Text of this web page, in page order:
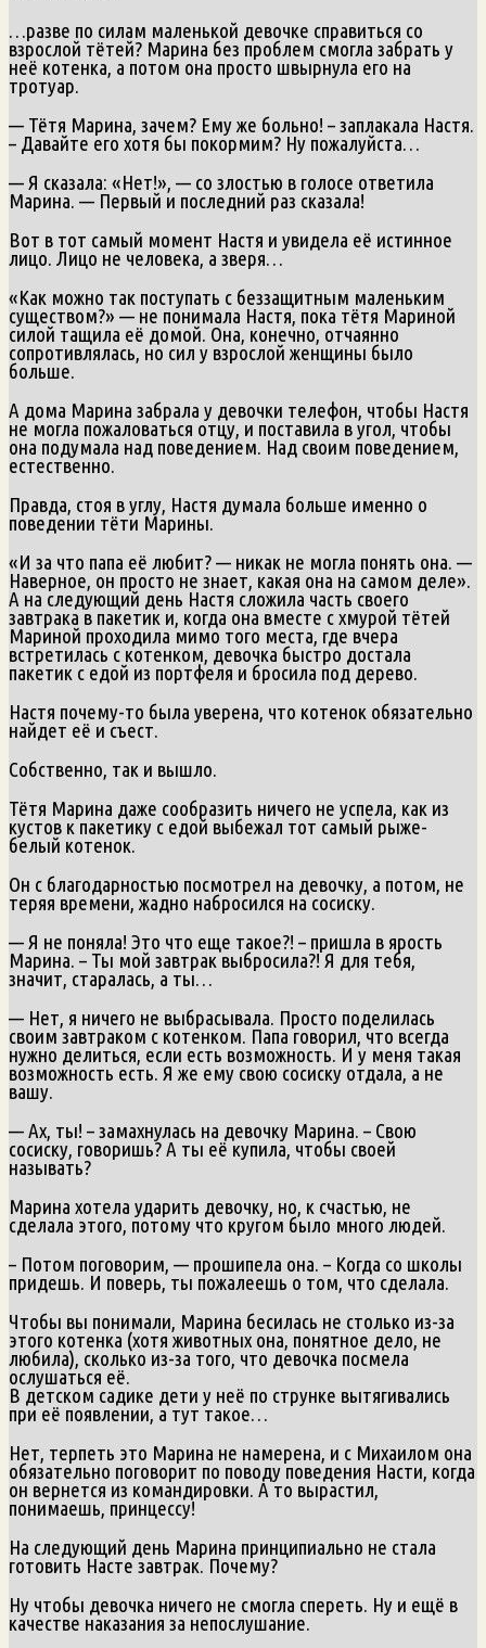
…разве по силам маленькой девочке справиться со
взрослой тётей? Марина без проблем смогла забрать у
неё котенка, а потом она просто швырнула его на
тротуар.
— Тётя Марина, зачем? Ему же больно! – заплакала Настя.
– Давайте его хотя бы покормим? Ну пожалуйста…
— Я сказала: «Нет!», — со злостью в голосе ответила
Марина. — Первый и последний раз сказала!
Вот в тот самый момент Настя и увидела её истинное
лицо. Лицо не человека, а зверя…
«Как можно так поступать с беззащитным маленьким
существом?» — не понимала Настя, пока тётя Мариной
силой тащила её домой. Она, конечно, отчаянно
сопротивлялась, но сил у взрослой женщины было
больше.
А дома Марина забрала у девочки телефон, чтобы Настя
не могла пожаловаться отцу, и поставила в угол, чтобы
она подумала над поведением. Над своим поведением,
естественно.
Правда, стоя в углу, Настя думала больше именно о
поведении тёти Марины.
«И за что папа её любит? — никак не могла понять она. —
Наверное, он просто не знает, какая она на самом деле».
А на следующий день Настя сложила часть своего
завтрака в пакетик и, когда она вместе с хмурой тётей
Мариной проходила мимо того места, где вчера
встретилась с котенком, девочка быстро достала
пакетик с едой из портфеля и бросила под дерево.
Настя почему-то была уверена, что котенок обязательно
найдет её и съест.
Собственно, так и вышло.
Тётя Марина даже сообразить ничего не успела, как из
кустов к пакетику с едой выбежал тот самый рыже-
белый котенок.
Он с благодарностью посмотрел на девочку, а потом, не
теряя времени, жадно набросился на сосиску.
— Я не поняла! Это что еще такое?! – пришла в ярость
Марина. – Ты мой завтрак выбросила?! Я для тебя,
значит, старалась, а ты…
— Нет, я ничего не выбрасывала. Просто поделилась
своим завтраком с котенком. Папа говорил, что всегда
нужно делиться, если есть возможность. И у меня такая
возможность есть. Я же ему свою сосиску отдала, а не
вашу.
— Ах, ты! – замахнулась на девочку Марина. – Свою
сосиску, говоришь? А ты её купила, чтобы своей
называть?
Марина хотела ударить девочку, но, к счастью, не
сделала этого, потому что кругом было много людей.
– Потом поговорим, — прошипела она. – Когда со школы
придешь. И поверь, ты пожалеешь о том, что сделала.
Чтобы вы понимали, Марина бесилась не столько из-за
этого котенка (хотя животных она, понятное дело, не
любила), сколько из-за того, что девочка посмела
ослушаться её.
В детском садике дети у неё по струнке вытягивались
при её появлении, а тут такое…
Нет, терпеть это Марина не намерена, и с Михаилом она
обязательно поговорит по поводу поведения Насти, когда
он вернется из командировки. А то вырастил,
понимаешь, принцессу!
На следующий день Марина принципиально не стала
готовить Насте завтрак. Почему?
Ну чтобы девочка ничего не смогла спереть. Ну и ещё в
качестве наказания за непослушание.